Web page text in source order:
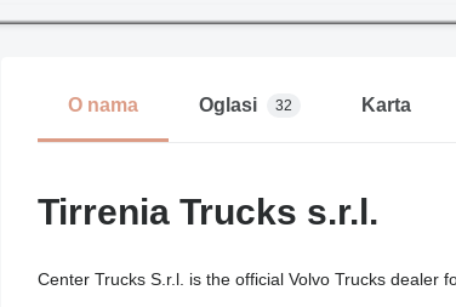
O nama Oglasi 32 Karta
Tirrenia Trucks s.r.l.
Center Trucks S.r.l. is the official Volvo Trucks dealer